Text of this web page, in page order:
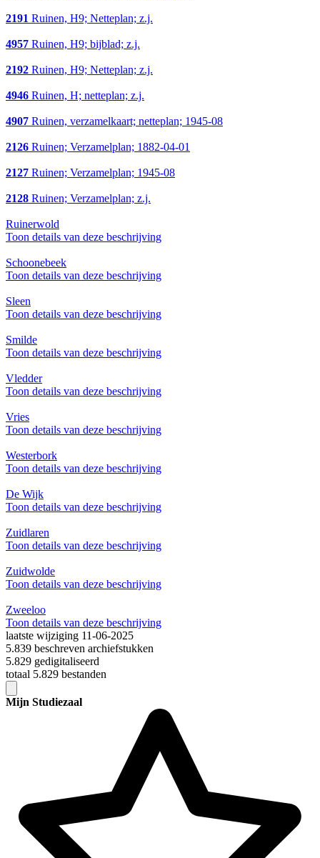
2191 Ruinen, H9; Netteplan; z.j.
4957 Ruinen, H9; bijblad; z.j.
2192 Ruinen, H9; Netteplan; z.j.
4946 Ruinen, H; netteplan; z.j.
4907 Ruinen, verzamelkaart; netteplan; 1945-08
2126 Ruinen; Verzamelplan; 1882-04-01
2127 Ruinen; Verzamelplan; 1945-08
2128 Ruinen; Verzamelplan; z.j.
Ruinerwold
Toon details van deze beschrijving
Schoonebeek
Toon details van deze beschrijving
Sleen
Toon details van deze beschrijving
Smilde
Toon details van deze beschrijving
Vledder
Toon details van deze beschrijving
Vries
Toon details van deze beschrijving
Westerbork
Toon details van deze beschrijving
De Wijk
Toon details van deze beschrijving
Zuidlaren
Toon details van deze beschrijving
Zuidwolde
Toon details van deze beschrijving
Zweeloo
Toon details van deze beschrijving
laatste wijziging 11-06-2025
5.839 beschreven archiefstukken
5.829 gedigitaliseerd
totaal 5.829 bestanden
Mijn Studiezaal